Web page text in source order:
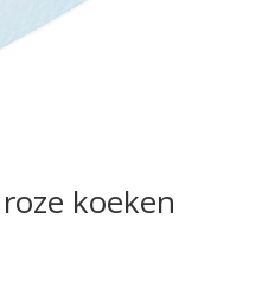
koeken